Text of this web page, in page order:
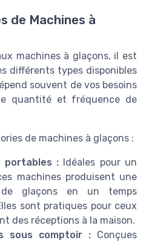
de Machines à
machines à glaçons, il est
différents types disponibles
souvent de vos besoins
quantité et fréquence de
de machines à glaçons :
portables : Idéales pour un
machines produisent une
de glaçons en un temps
sont pratiques pour ceux
des réceptions à la maison.
sous comptoir : Conçues